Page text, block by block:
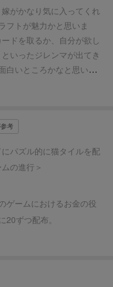
と確認するのも手間で
しています。【ベストプ
が欲しいドラフトと、じ
やすいパズル。 この２つ
といえます。4人は待ち
数です。
もです。
来みたいです。
テラフォーミングマー
ワーク 』のパズルの部分の
的な作品といえます。
のゲーム性。となかなか
少し細部に気になるところ
キストのお題カード）が
そびました。2人が一番ゲ
を組み合わせた点です。
ボーナスタイル、追加資
追加等、全ての行動はカ
らのカードはラウンド開
れます。ドラフトで手元
ではなく、必要なものだ
テラフォーミング・マー
という共通の通貨なの
ると猫タイル購入コストが
同様のジレンマが発生す
く言うと平凡)なので、楽
ラフト部分の是非だと思
にアップしています。こ
ーズ」や「アークノヴ
今回はBGGベストの3人
ードを2枚ずつドラフト
たら、カードの購入。 普
をピックしても、使える
て違うコストを支払わな
える青、宝物がもらえる
。基本得点は同じ色の猫
船にいるネズミを猫タイ
ス点を回避、船にいる５
構シビア。他にも細かい
れは他の人が多分説明し
りとルール多くて面倒く
のゲームと地味に異なる
い猫タイル、カードをピ
がかなり気に入ってくれ
フトが魅力かと思いま
ドを取るか、自分が欲し
いったジレンマが出てき
白いところかなと思いま
せられた時は気持ちいい
考
パズル的に猫タイルを配
ムの進行＞
ゲームにおけるお金の役
ずつ配布。
から引いたネコタイルを
配置。